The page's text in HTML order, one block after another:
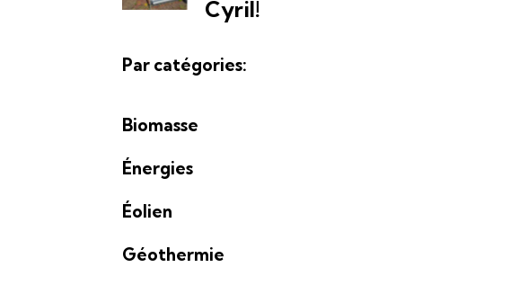
Cyril!
Par catégories:
Biomasse
Énergies
Éolien
Géothermie